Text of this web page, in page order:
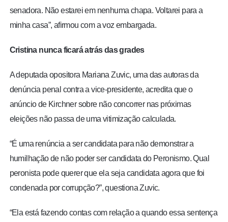
senadora. Não estarei em nenhuma chapa. Voltarei para a
minha casa”, afirmou com a voz embargada.
Cristina nunca ficará atrás das grades
A deputada opositora Mariana Zuvic, uma das autoras da
denúncia penal contra a vice-presidente, acredita que o
anúncio de Kirchner sobre não concorrer nas próximas
eleições não passa de uma vitimização calculada.
“É uma renúncia a ser candidata para não demonstrar a
humilhação de não poder ser candidata do Peronismo. Qual
peronista pode querer que ela seja candidata agora que foi
condenada por corrupção?”, questiona Zuvic.
“Ela está fazendo contas com relação a quando essa sentença